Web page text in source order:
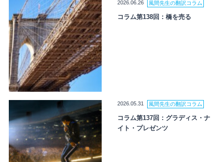
2026.06.26 風間先生の翻訳コラム
コラム第138回：橋を売る
2026.05.31 風間先生の翻訳コラム
コラム第137回：グラディス・ナ
イト・プレゼンツ